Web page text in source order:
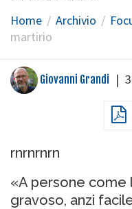
Home Archivio
martirio
Giovanni Grandi |
rnrnrnrn
«A persone come
gravoso, anzi